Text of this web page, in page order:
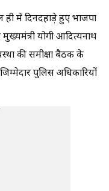
ही में दिनदहाड़े हुए भाजपा
योगी आदित्यनाथ
की समीक्षा बैठक के
पुलिस अधिकारियों